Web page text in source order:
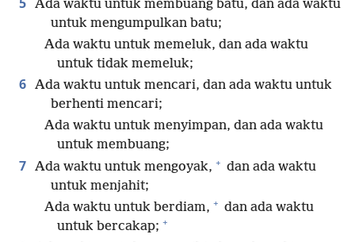
Ada waktu untuk membuang batu, dan ada waktu
untuk mengumpulkan batu;
Ada waktu untuk memeluk, dan ada waktu
untuk tidak memeluk;
6 Ada waktu untuk mencari, dan ada waktu untuk
berhenti mencari;
Ada waktu untuk menyimpan, dan ada waktu
untuk membuang;
7 Ada waktu untuk mengoyak, + dan ada waktu
untuk menjahit;
Ada waktu untuk berdiam, + dan ada waktu
untuk bercakap; +